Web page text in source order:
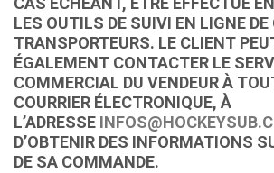
LES OUTILS DE SUIVI EN LIGNE DE
TRANSPORTEURS. LE CLIENT
ÉGALEMENT CONTACTER LE
COMMERCIAL DU VENDEUR À
COURRIER ÉLECTRONIQUE, À
L’ADRESSE
D’OBTENIR DES INFORMATIONS
DE SA COMMANDE.